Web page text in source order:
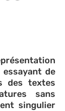
essayant de
des textes
sans
singulier